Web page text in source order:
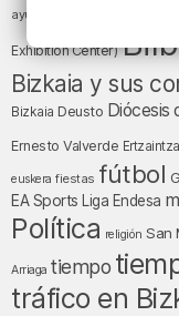
ayuntamiento de Bilbao
Exhibition Center)
Bizkaia y sus
Bizkaia Deusto Diócesis
Ernesto Valverde Ertzaintza
euskera fiestas fútbol
EA Sports Liga Endesa
Política religión San
Arriaga tiempo
tráfico en